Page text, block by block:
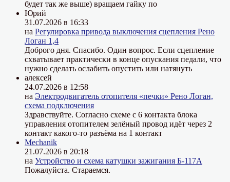
будет так же выше) вращаем гайку по
Юрий
31.07.2026 в 16:33
на Регулировка привода выключения сцепления Рено
Логан 1,4
Доброго дня. Спасибо. Один вопрос. Если сцепление
схватывает практически в конце опускания педали, что
нужно сделать ослабить опустить или натянуть
алексей
24.07.2026 в 12:58
на Электродвигатель отопителя «печки» Рено Логан,
схема подключения
Здравствуйте. Согласно схеме с 6 контакта блока
управления отопителем зелёный провод идёт через 2
контакт какого-то разъёма на 1 контакт
Mechanik
21.07.2026 в 20:18
на Устройство и схема катушки зажигания Б-117А
Пожалуйста. Стараемся.